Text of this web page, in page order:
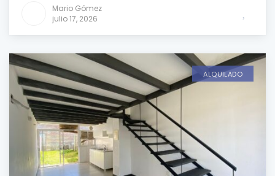
Mario Gómez
julio 17, 2026
ALQUILADO